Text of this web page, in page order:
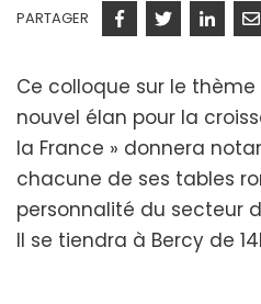
PARTAGER Facebook
Twitter
Ce colloque sur le thème
nouvel élan pour la
la France » donnera
chacune de ses tables
personnalité du secteur
Il se tiendra à Bercy de